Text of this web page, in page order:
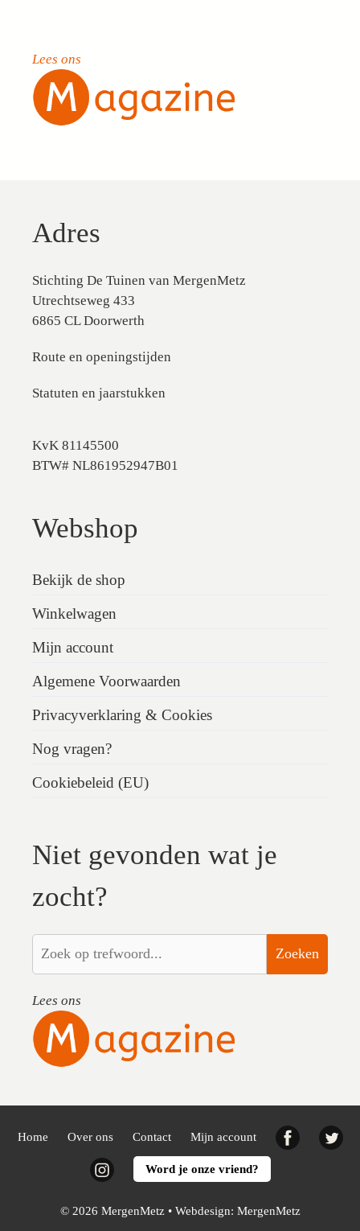
Lees ons
Adres
Stichting De Tuinen van MergenMetz
Utrechtseweg 433
6865 CL Doorwerth
Route en openingstijden
Statuten en jaarstukken
KvK 81145500
BTW# NL861952947B01
Webshop
Bekijk de shop
Winkelwagen
Mijn account
Algemene Voorwaarden
Privacyverklaring & Cookies
Nog vragen?
Cookiebeleid (EU)
Niet gevonden wat je
zocht?
Zoeken
Lees ons
Home Over ons Contact Mijn account Facebook
InstagramWord je onze vriend?
© 2026 MergenMetz • Webdesign: MergenMetz